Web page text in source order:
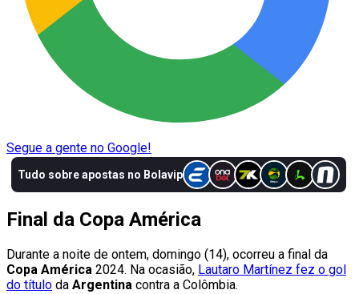
Segue a gente no Google!
Final da Copa América
Durante a noite de ontem, domingo (14), ocorreu a final da
Copa América 2024. Na ocasião, Lautaro Martínez fez o gol
do título da Argentina contra a Colômbia.